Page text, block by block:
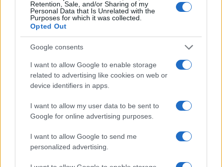
Retention, Sale, and/or Sharing of my
Personal Data that Is Unrelated with the
Purposes for which it was collected.
Opted Out
Google consents
I want to allow Google to enable storage
related to advertising like cookies on web or
device identifiers in apps.
I want to allow my user data to be sent to
Google for online advertising purposes.
I want to allow Google to send me
personalized advertising.
résilient
Juliette Bernard · 6 Août 2026
NEWS